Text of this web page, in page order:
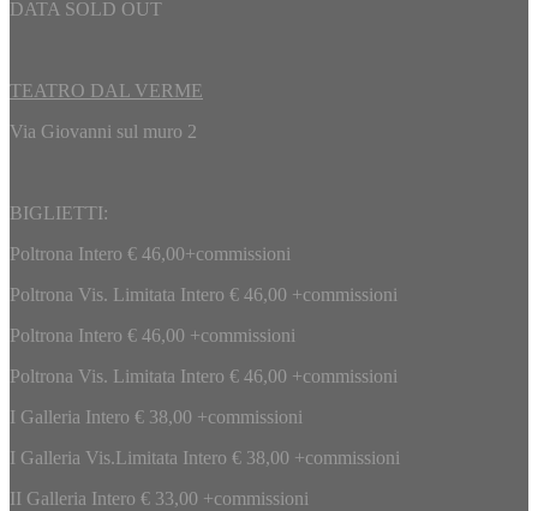
DATA SOLD OUT
TEATRO DAL VERME
Via Giovanni sul muro 2
BIGLIETTI:
Poltrona Intero € 46,00+commissioni
Poltrona Vis. Limitata Intero € 46,00 +commissioni
Poltrona Intero € 46,00 +commissioni
Poltrona Vis. Limitata Intero € 46,00 +commissioni
I Galleria Intero € 38,00 +commissioni
I Galleria Vis.Limitata Intero € 38,00 +commissioni
II Galleria Intero € 33,00 +commissioni